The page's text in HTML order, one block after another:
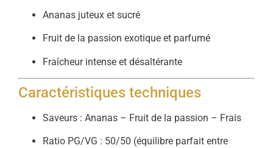
Ananas juteux et sucré
Fruit de la passion exotique et parfumé
Fraîcheur intense et désaltérante
Caractéristiques techniques
Saveurs : Ananas – Fruit de la passion – Frais
Ratio PG/VG : 50/50 (équilibre parfait entre